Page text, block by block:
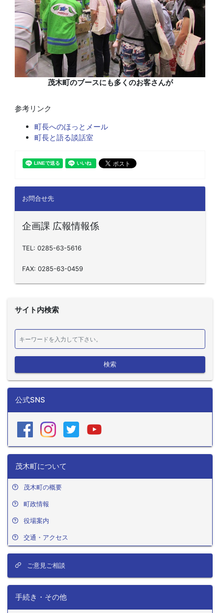
茂木町のブースにも多くのお客さんが
参考リンク
町長へのほっとメール
町長と語る談話室
お問合せ先
企画課 広報情報係
TEL: 0285-63-5616
FAX: 0285-63-0459
サイト内検索
検索
公式SNS
茂木町について
茂木町の概要
町政情報
役場案内
交通・アクセス
ご意見ご相談
手続き・その他